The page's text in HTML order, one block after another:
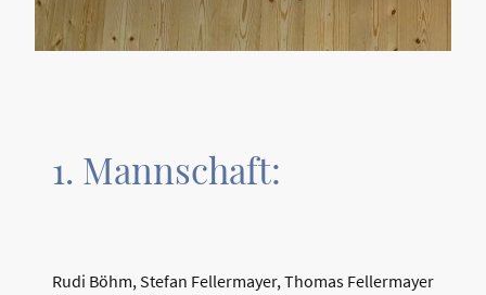
1. Mannschaft:
Rudi Böhm, Stefan Fellermayer, Thomas Fellermayer